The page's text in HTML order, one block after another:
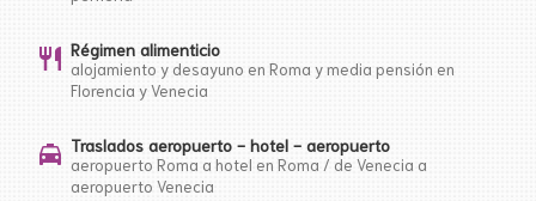
restaurant Régimen alimenticio
alojamiento y desayuno en Roma y media pensión en
Florencia y Venecia
local_taxi Traslados aeropuerto - hotel - aeropuerto
aeropuerto Roma a hotel en Roma / de Venecia a
aeropuerto Venecia